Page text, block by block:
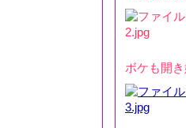
ボケも開